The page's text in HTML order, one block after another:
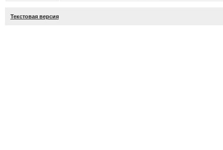
Текстовая версия